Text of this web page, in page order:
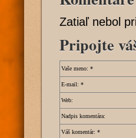
Zatiaľ nebol
Pripojte
Vaše meno: *
E-mail: *
Web:
Nadpis komentára:
Váš komentár: *